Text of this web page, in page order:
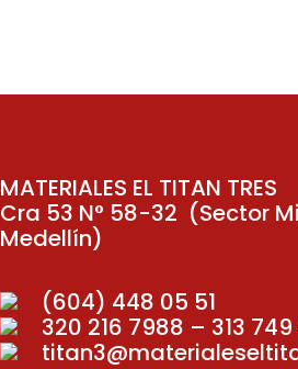
MATERIALES EL TITAN TRES
Cra 53 N° 58-32 (Sector
Medellín)
(604) 448 05 51
320 216 7988 – 313